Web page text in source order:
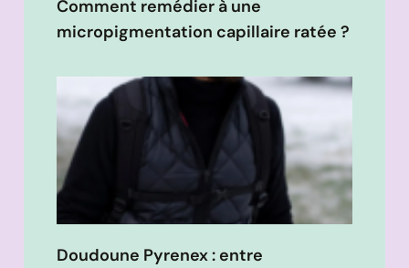
Comment remédier à une
micropigmentation capillaire ratée ?
Doudoune Pyrenex : entre